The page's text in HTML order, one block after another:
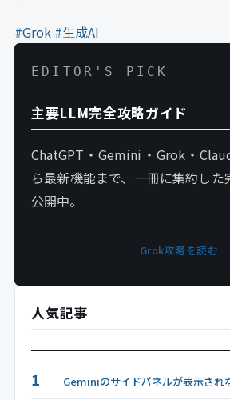
#Grok #生成AI
EDITOR'S PICK
主要LLM完全攻略ガイド
ChatGPT・Gemini・Grok・
ら最新機能まで、一冊に集約し
公開中。
Grok攻略を読む
人気記事
1 Geminiのサイドパネルが表示され